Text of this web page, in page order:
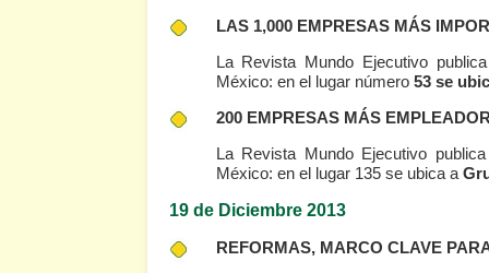
LAS 1,000 EMPRESAS MÁS
La Revista Mundo Ejecutivo
México: en el lugar número 53 se
200 EMPRESAS MÁS
La Revista Mundo Ejecutivo
México: en el lugar 135 se ubica a
19 de Diciembre 2013
REFORMAS, MARCO CLAVE